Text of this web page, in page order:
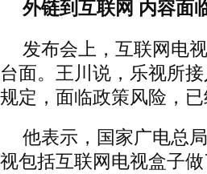
外链到互联网 内容面
发布会上，互联网电
台面。王川说，乐视所
规定，面临政策风险，
他表示，国家广电总
视包括互联网电视盒子